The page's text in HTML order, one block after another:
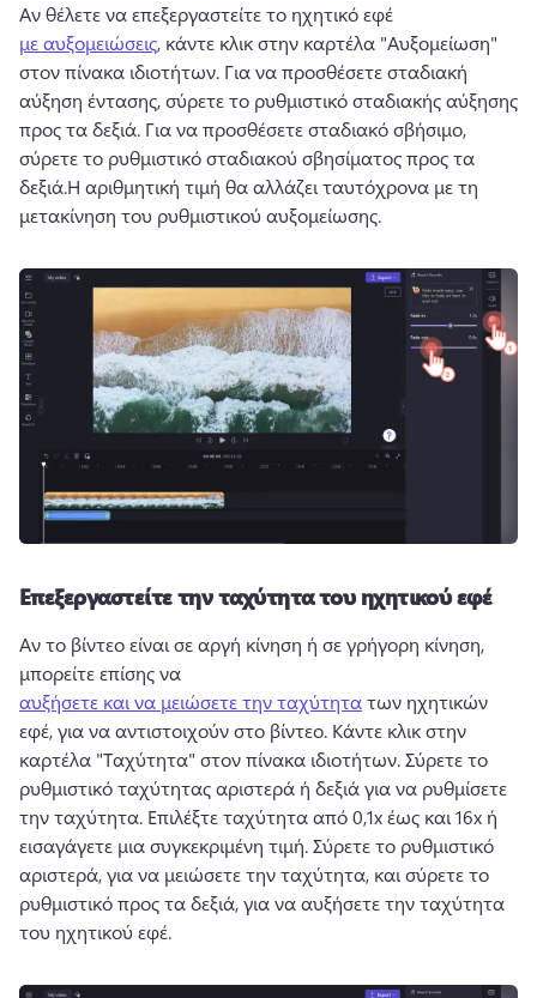
Αν θέλετε να επεξεργαστείτε το ηχητικό εφέ
με αυξομειώσεις, κάντε κλικ στην καρτέλα "Αυξομείωση"
στον πίνακα ιδιοτήτων. Για να προσθέσετε σταδιακή
αύξηση έντασης, σύρετε το ρυθμιστικό σταδιακής αύξησης
προς τα δεξιά. Για να προσθέσετε σταδιακό σβήσιμο,
σύρετε το ρυθμιστικό σταδιακού σβησίματος προς τα
δεξιά.Η αριθμητική τιμή θα αλλάζει ταυτόχρονα με τη
μετακίνηση του ρυθμιστικού αυξομείωσης.
Επεξεργαστείτε την ταχύτητα του ηχητικού εφέ
Αν το βίντεο είναι σε αργή κίνηση ή σε γρήγορη κίνηση,
μπορείτε επίσης να
αυξήσετε και να μειώσετε την ταχύτητα των ηχητικών
εφέ, για να αντιστοιχούν στο βίντεο. Κάντε κλικ στην
καρτέλα "Ταχύτητα" στον πίνακα ιδιοτήτων. Σύρετε το
ρυθμιστικό ταχύτητας αριστερά ή δεξιά για να ρυθμίσετε
την ταχύτητα. Επιλέξτε ταχύτητα από 0,1x έως και 16x ή
εισαγάγετε μια συγκεκριμένη τιμή. Σύρετε το ρυθμιστικό
αριστερά, για να μειώσετε την ταχύτητα, και σύρετε το
ρυθμιστικό προς τα δεξιά, για να αυξήσετε την ταχύτητα
του ηχητικού εφέ.